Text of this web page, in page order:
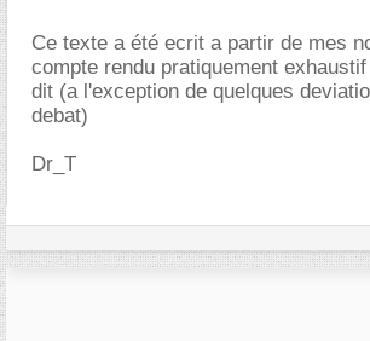
Ce texte a été ecrit a partir de mes
compte rendu pratiquement
dit (a l'exception de quelques
debat)
Dr_T